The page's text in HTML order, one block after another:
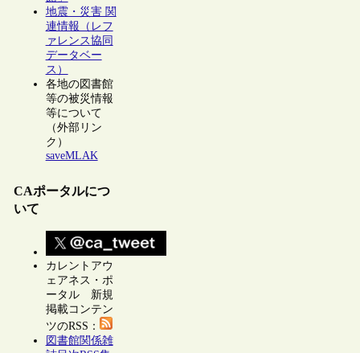
地震・災害 関
連情報（レフ
ァレンス協同
データベー
ス）
各地の図書館
等の被災情報
等について
（外部リン
ク）
saveMLAK
CAポータルにつ
いて
カレントアウ
ェアネス・ポ
ータル 新規
掲載コンテン
ツのRSS：
図書館関係雑